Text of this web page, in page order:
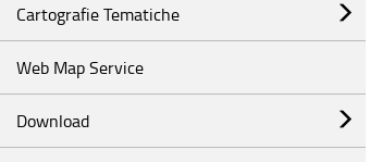
Cartografie Tematiche
Web Map Service
Download